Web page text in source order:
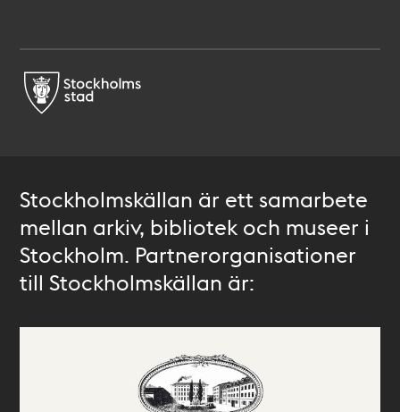
Stockholmskällan är ett samarbete
mellan arkiv, bibliotek och museer i
Stockholm. Partnerorganisationer
till Stockholmskällan är: